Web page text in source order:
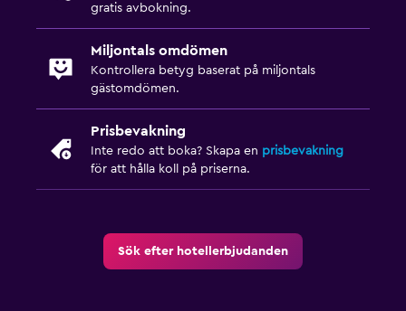
gratis avbokning.
Miljontals omdömen
Kontrollera betyg baserat på miljontals
gästomdömen.
Prisbevakning
Inte redo att boka? Skapa en prisbevakning
för att hålla koll på priserna.
Sök efter hotellerbjudanden